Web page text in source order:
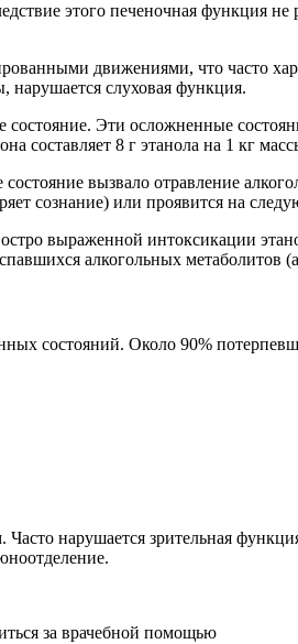
этого печеночная функция
движениями, что часто
нарушается слуховая функция.
Эти осложненные
составляет 8 г этанола на 1 кг
вызвало отравление
сознание) или проявится на
выраженной интоксикации
алкогольных метаболитов
состояний. Около 90%
нарушается зрительная
за врачебной помощью